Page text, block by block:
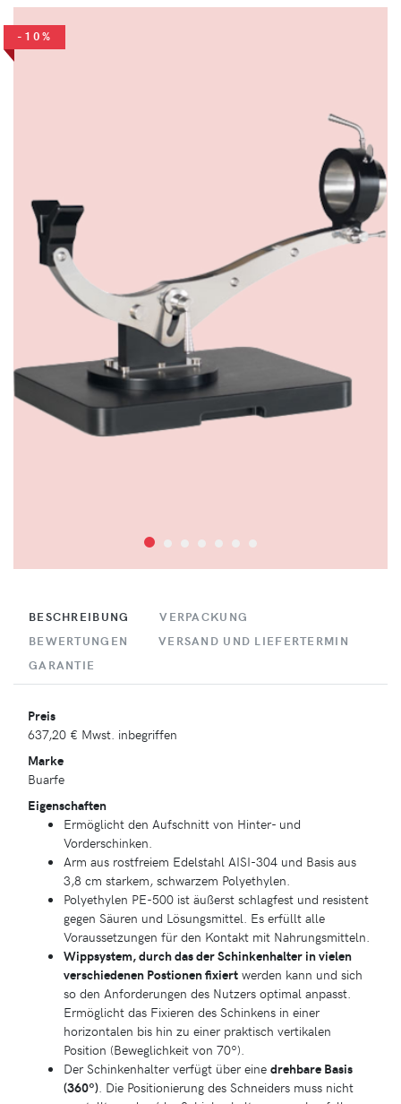
-10%
BESCHREIBUNG
VERPACKUNG
BEWERTUNGEN
VERSAND UND LIEFERTERMIN
GARANTIE
Preis
637,20 € Mwst. inbegriffen
Marke
Buarfe
Eigenschaften
Ermöglicht den Aufschnitt von Hinter- und
Vorderschinken.
Arm aus rostfreiem Edelstahl AISI-304 und Basis aus
3,8 cm starkem, schwarzem Polyethylen.
Polyethylen PE-500 ist äußerst schlagfest und resistent
gegen Säuren und Lösungsmittel. Es erfüllt alle
Voraussetzungen für den Kontakt mit Nahrungsmitteln.
Wippsystem, durch das der Schinkenhalter in vielen
verschiedenen Postionen fixiert werden kann und sich
so den Anforderungen des Nutzers optimal anpasst.
Ermöglicht das Fixieren des Schinkens in einer
horizontalen bis hin zu einer praktisch vertikalen
Position (Beweglichkeit von 70º).
Der Schinkenhalter verfügt über eine drehbare Basis
(360º). Die Positionierung des Schneiders muss nicht